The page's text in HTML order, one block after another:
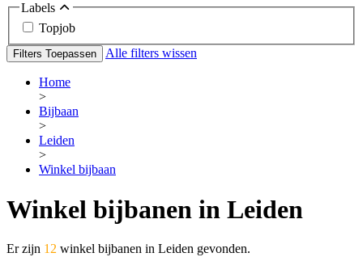
Labels
Topjob
Filters Toepassen Alle filters wissen
Home
>
Bijbaan
>
Leiden
>
Winkel bijbaan
Winkel bijbanen in Leiden
Er zijn 12 winkel bijbanen in Leiden gevonden.